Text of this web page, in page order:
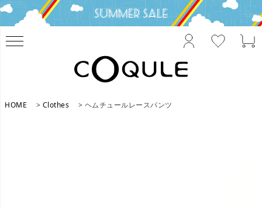
HOME Clothes ヘムチュールレースパンツ